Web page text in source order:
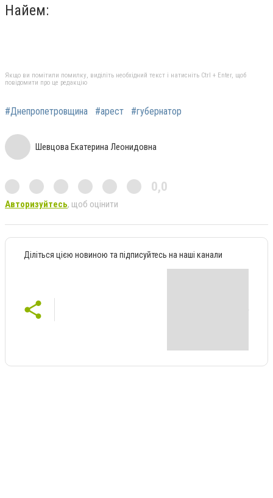
Найем:
Якщо ви помітили помилку, виділіть необхідний текст і натисніть Ctrl + Enter, щоб
повідомити про це редакцію
#Днепропетровщина #арест #губернатор
Шевцова Екатерина Леонидовна
0,0
Авторизуйтесь, щоб оцінити
Діліться цією новиною та підписуйтесь на наші канали